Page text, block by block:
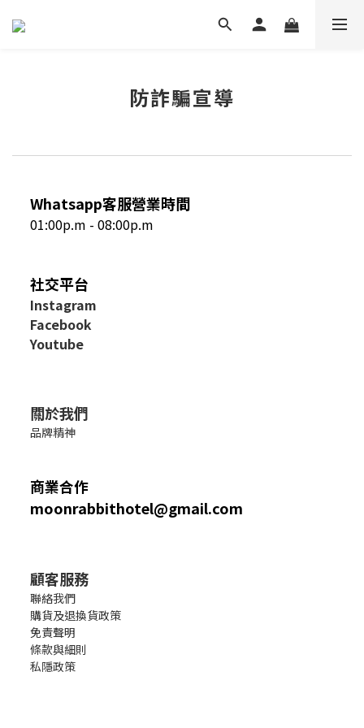
防詐騙宣導
Whatsapp客服營業時間
01:00p.m - 08:00p.m
社交平台
Instagram
Facebook
Youtube
關於我們
品牌精神
商業合作
moonrabbithotel@gmail.com
顧客服務
聯絡我們
購貨及退換貨政策
免責聲明
條款與細則
私隱政策